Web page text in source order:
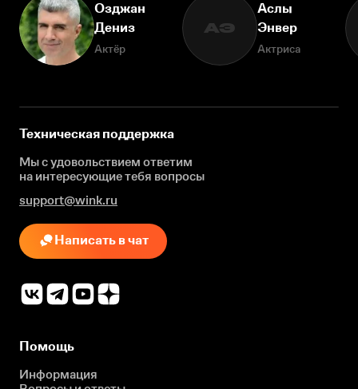
Озджан
Дениз
Актёр
АЭ
Аслы
Энвер
Актриса
Техническая поддержка
Мы с удовольствием ответим
на интересующиетебя вопросы
support@wink.ru
Написать в чат
Помощь
Информация